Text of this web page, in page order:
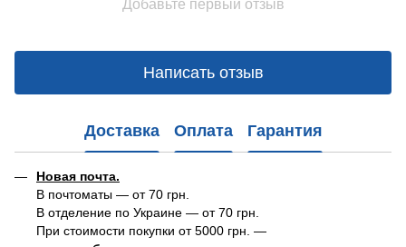
Добавьте первый отзыв
Написать отзыв
Доставка Оплата Гарантия
Новая почта.
В почтоматы — от 70 грн.
В отделение по Украине — от 70 грн.
При стоимости покупки от 5000 грн. —